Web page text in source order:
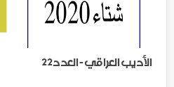
الأديب العراقي - العدد22